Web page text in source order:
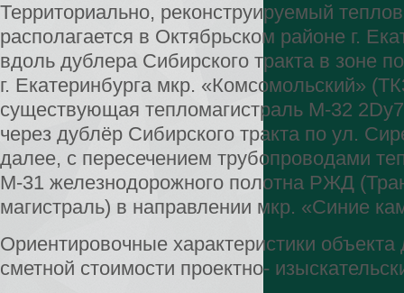
Территориально, реконструируемый
располагается в Октябрьском районе г.
вдоль дублера Сибирского тракта в зоне
г. Екатеринбурга мкр. «Комсомольский»
существующая тепломагистраль М-32
через дублёр Сибирского тракта по ул.
далее, с пересечением трубопроводами
М-31 железнодорожного полотна РЖД
магистраль) в направлении мкр. «Синие
Ориентировочные характеристики
сметной стоимости проектно-